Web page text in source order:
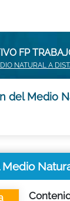
FP
NATURAL A
del Medio